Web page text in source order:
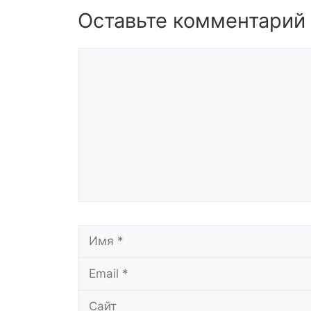
Оставьте комментарий